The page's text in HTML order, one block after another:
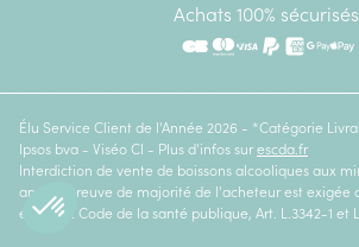
Achats 100% sécurisés
Élu Service Client de l'Année 2026 - *Catégorie
Ipsos bva - Viséo CI - Plus d'infos sur escda.fr
Interdiction de vente de boissons alcooliques aux
ans. La preuve de majorité de l'acheteur est exigée
en ligne. Code de la santé publique, Art. L.3342-1 et